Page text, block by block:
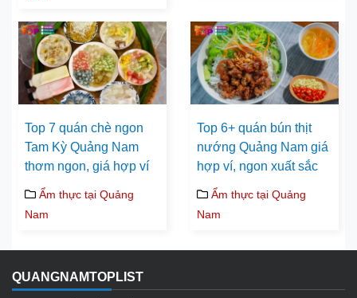
Top 7 quán chè ngon
Tam Kỳ Quảng Nam
thơm ngon, giá hợp ví
Ẩm thực tại Quảng
Nam
Top 6+ quán bún thịt
nướng Quảng Nam giá
hợp ví, ngon xuất sắc
Ẩm thực tại Quảng
Nam
QUANGNAMTOPLIST